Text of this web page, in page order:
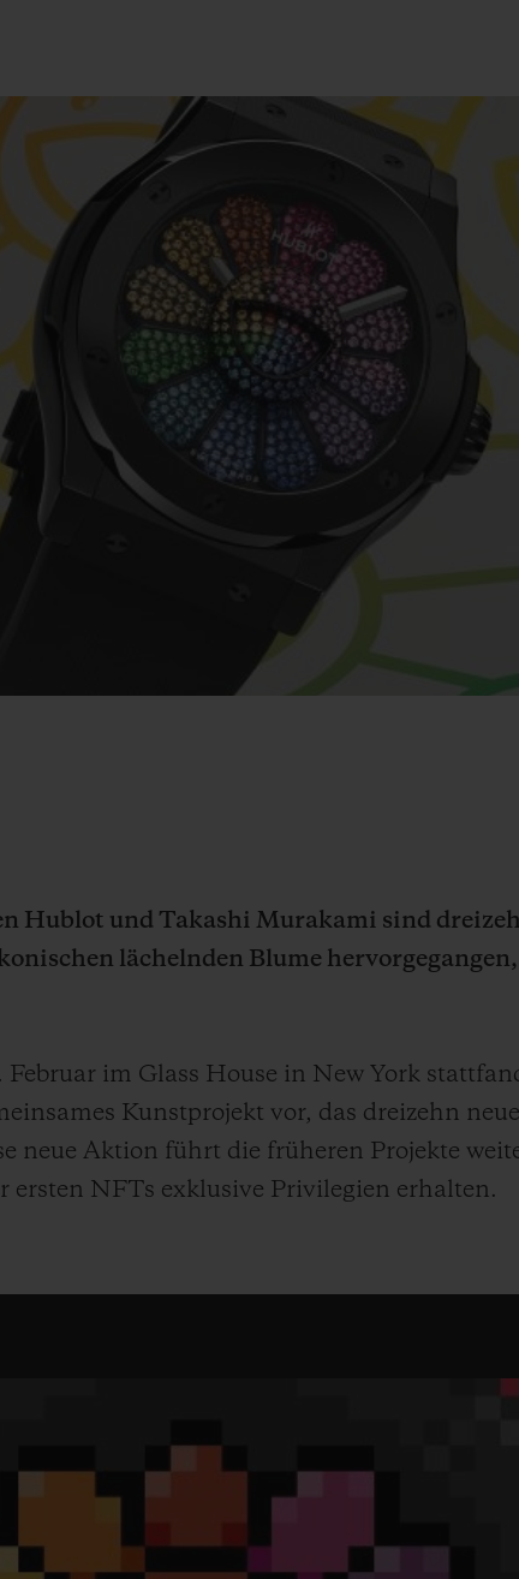
Hublot und Takashi Murakami sind
lächelnden Blume
im Glass House in New York
Kunstprojekt vor, das dreizehn
neue Aktion führt die früheren Projekte
ersten NFTs exklusive Privilegien erhalten.
VORAUSSICHTLICHE
LIEFERZEIT
& RÜCKSENDUNGEN